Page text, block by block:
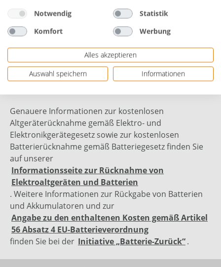
Herstellernr. 5804020
Bewertungen
Genauere Informationen zur kostenlosen
Altgeräterücknahme gemäß Elektro- und
Elektronikgerätegesetz sowie zur kostenlosen
Batterierücknahme gemäß Batteriegesetz finden Sie
auf unserer
Informationsseite zur Rücknahme von
Elektroaltgeräten und Batterien
. Weitere Informationen zur Rückgabe von Batterien
und Akkumulatoren und zur
Angabe zu den enthaltenen Kosten gemäß Artikel
56 Absatz 4 EU-Batterieverordnung
finden Sie bei der Initiative „Batterie-Zurück“.
Notwendig
Statistik
Komfort
Werbung
Alles akzeptieren
Auswahl speichern
Informationen